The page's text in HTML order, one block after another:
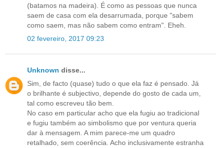
(batamos na madeira). É como as pessoas que nunca
saem de casa com ela desarrumada, porque "sabem
como saem, mas não sabem como entram". Eheh.
02 fevereiro, 2017 09:23
Unknown disse...
Sim, de facto (quase) tudo o que ela faz é pensado. Já
o brilhante é subjectivo, depende do gosto de cada um,
tal como escreveu tão bem.
No caso em particular acho que ela fugiu ao tradicional
e fugiu também ao simbolismo que por ventura queria
dar à mensagem. A mim parece-me um quadro
retalhado, sem coerência. Acho inclusivamente estranha